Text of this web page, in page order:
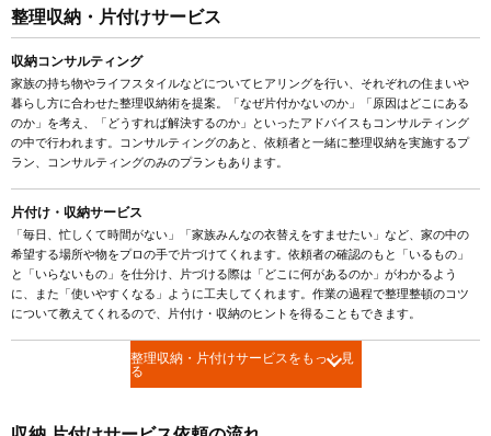
整理収納・片付けサービス
収納コンサルティング
家族の持ち物やライフスタイルなどについてヒアリングを行い、それぞれの住まいや
暮らし方に合わせた整理収納術を提案。「なぜ片付かないのか」「原因はどこにある
のか」を考え、「どうすれば解決するのか」といったアドバイスもコンサルティング
の中で行われます。コンサルティングのあと、依頼者と一緒に整理収納を実施するプ
ラン、コンサルティングのみのプランもあります。
片付け・収納サービス
「毎日、忙しくて時間がない」「家族みんなの衣替えをすませたい」など、家の中の
希望する場所や物をプロの手で片づけてくれます。依頼者の確認のもと「いるもの」
と「いらないもの」を仕分け、片づける際は「どこに何があるのか」がわかるよう
に、また「使いやすくなる」ように工夫してくれます。作業の過程で整理整頓のコツ
について教えてくれるので、片付け・収納のヒントを得ることもできます。
整理収納・片付けサービスをもっと見
る